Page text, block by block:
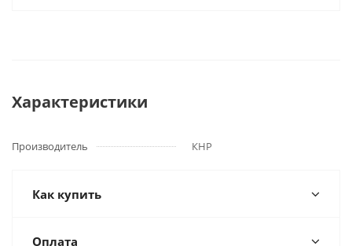
Характеристики
Производитель КНР
Как купить
Оплата